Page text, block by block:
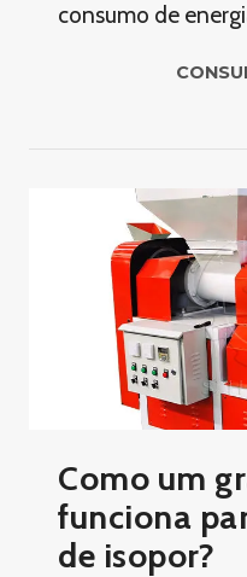
consumo de
Como um
funciona
de isopor?